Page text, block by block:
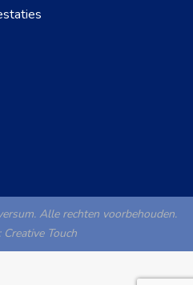
Alle rechten voorbehouden.
Creative Touch